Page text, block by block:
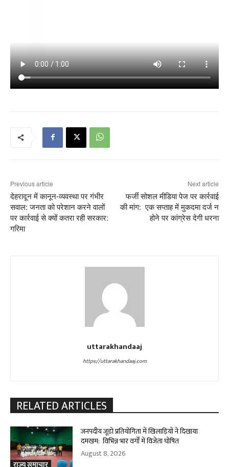
Previous article
देहरादून में कानून-व्यवस्था पर गंभीर
सवाल: जनता को परेशान करने वालों
पर कार्रवाई से क्यों कतरा रही सरकार:
गरिमा
Next article
फर्जी सोशल मीडिया पेज पर कार्रवाई
की मांग: एक सप्ताह में मुकदमा दर्ज न
होने पर कांग्रेस देगी धरना
uttarakhandaaj
https://uttarakhandaaj.com
RELATED ARTICLES
जनपदीय जूडो प्रतियोगिता में खिलाड़ियों ने दिखाया
दमखम: विभिन्न भार वर्गों में विजेता घोषित
August 8, 2026